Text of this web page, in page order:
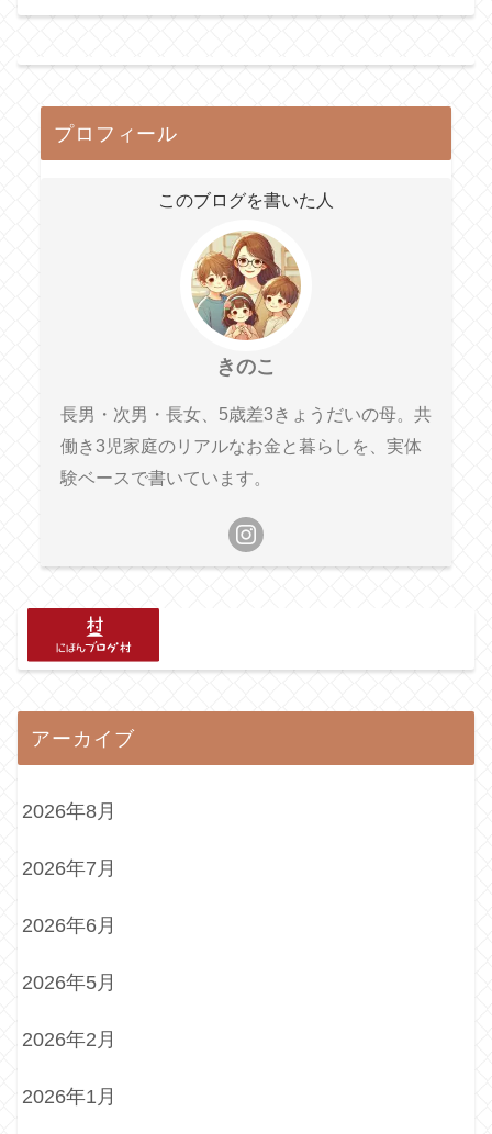
プロフィール
このブログを書いた人
きのこ
長男・次男・長女、5歳差3きょうだいの母。共
働き3児家庭のリアルなお金と暮らしを、実体
験ベースで書いています。
アーカイブ
2026年8月
2026年7月
2026年6月
2026年5月
2026年2月
2026年1月